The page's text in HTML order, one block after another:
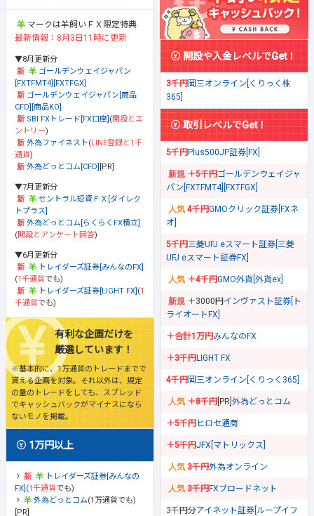
マークは羊飼いＦＸ限定特典
最新情報：8月3日11時に更新
▼8月更新分
ゴールデンウェイジャパン
[FXTFMT4][FXTFGX]
ゴールデンウェイジャパン[商品
CFD][商品KO]
SBI FXトレード[FX口座] (開設とエ
ントリー)
外為ファイネスト(LINE登録と1千
通貨)
外為どっとコム[CFD] [PR]
▼7月更新分
セントラル短資ＦＸ[ダイレク
トプラス]
外為どっとコム[らくらくFX積立]
(開設とアンケート回答)
▼6月更新分
トレイダーズ証券[みんなのFX]
(1千通貨でも)
トレイダーズ証券[LIGHT FX] (1
千通貨でも)
有利な企画だけを
厳選しています！
※基本的に、1万通貨のトレードまでで
貰える企画を対象。それ以外は、規定
の量のトレードをしても、スプレッド
でキャッシュバックがマイナスになら
ないモノを掲載。
1万円以上
トレイダーズ証券[みんなの
FX] (1千通貨でも)
外為どっとコム(1万通貨でも)
[PR]
開設や入金レベルでGet！
3千円岡三オンライン[くりっく株
365]
取引レベルでGet！
5千円Plus500JP証券[FX]
＋5千円ゴールデンウェイジャ
パン[FXTFMT4][FXTFGX]
4千円GMOクリック証券[FXネ
オ]
5千円三菱UFJ eスマート証券[三菱
UFJ eスマート証券FX]
＋4千円GMO外貨[外貨ex]
＋3000円 インヴァスト証券[ト
ライオートFX]
＋合計1万円みんなのFX
＋3千円LIGHT FX
4千円岡三オンライン[くりっく365]
＋8千円 [PR] 外為どっとコム
＋5千円ヒロセ通商
＋5千円JFX[マトリックス]
3千円外為オンライン
3千円FXブロードネット
3千円分アイネット証券[ループイフ